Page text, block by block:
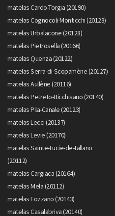
matelas Cardo-Torgia (20190)
matelas Cognocoli-Monticchi (20123)
matelas Urbalacone (20128)
matelas Pietrosella (20166)
matelas Quenza (20122)
matelas Serra-di-Scopamène (20127)
matelas Aullène (20116)
matelas Petreto-Bicchisano (20140)
matelas Pila-Canale (20123)
matelas Lecci (20137)
matelas Levie (20170)
matelas Sainte-Lucie-de-Tallano
(20112)
matelas Cargiaca (20164)
matelas Mela (20112)
matelas Fozzano (20143)
matelas Casalabriva (20140)